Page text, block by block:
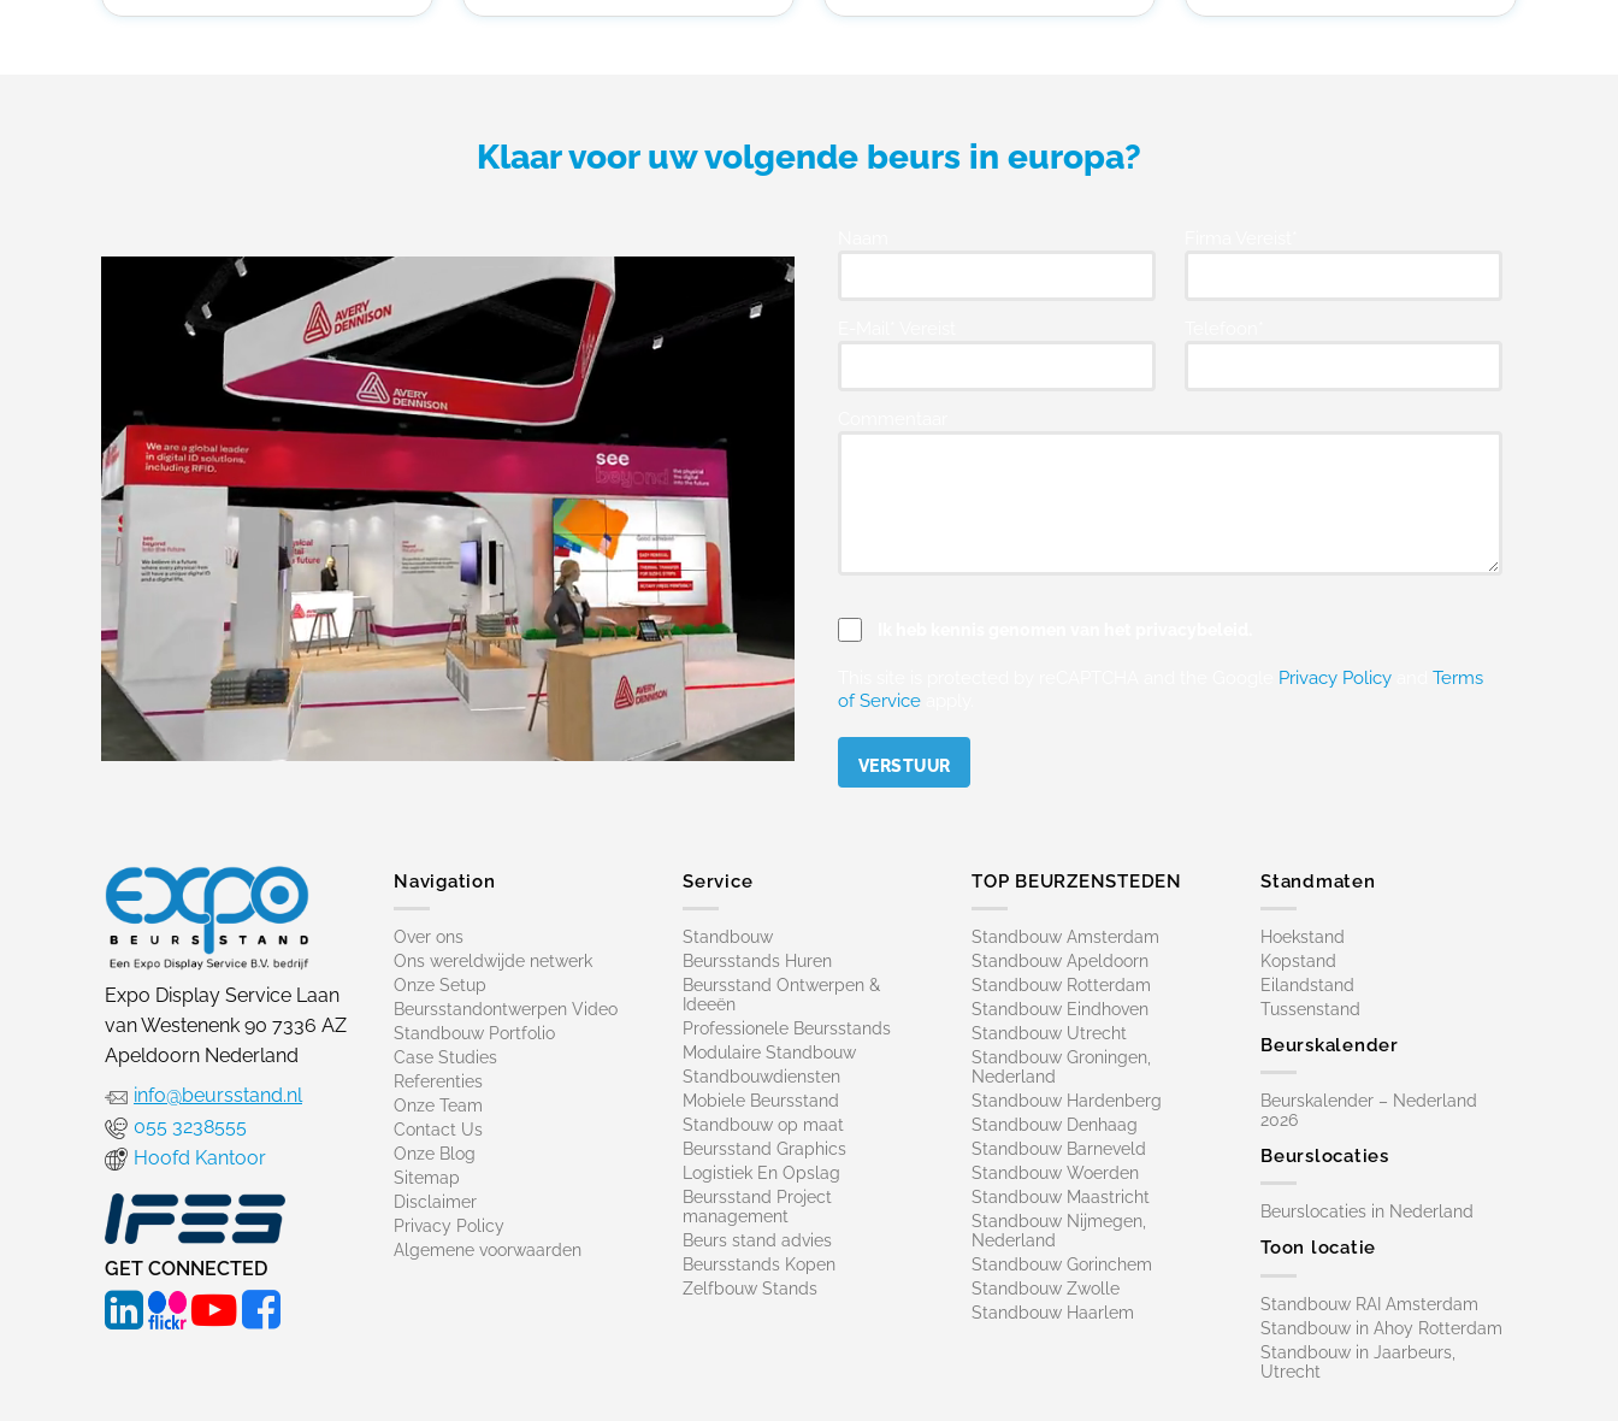
Klaar voor uw volgende beurs in europa?
Privacy Policy
Terms
of Service
Expo Display Service Laan
van Westenenk 90 7336 AZ
Apeldoorn Nederland
info@beursstand.nl
055 3238555
Hoofd Kantoor
GET CONNECTED
Navigation
Over ons
Ons wereldwijde netwerk
Onze Setup
Beursstandontwerpen Video
Standbouw Portfolio
Case Studies
Referenties
Onze Team
Contact Us
Onze Blog
Sitemap
Disclaimer
Privacy Policy
Algemene voorwaarden
Service
Standbouw
Beursstands Huren
Beursstand Ontwerpen &
Ideeën
Professionele Beursstands
Modulaire Standbouw
Standbouwdiensten
Mobiele Beursstand
Standbouw op maat​
Beursstand Graphics
Logistiek En Opslag
Beursstand Project
management
Beurs stand advies
Beursstands Kopen
Zelfbouw Stands
TOP BEURZENSTEDEN
Standbouw Amsterdam
Standbouw Apeldoorn
Standbouw Rotterdam
Standbouw Eindhoven
Standbouw Utrecht
Standbouw Groningen,
Nederland
Standbouw Hardenberg
Standbouw Denhaag
Standbouw Barneveld
Standbouw Woerden
Standbouw Maastricht
Standbouw Nijmegen,
Nederland
Standbouw Gorinchem
Standbouw Zwolle
Standbouw Haarlem
Standmaten
Hoekstand
Kopstand
Eilandstand
Tussenstand
Beurskalender
Beurskalender – Nederland
2026
Beurslocaties
Beurslocaties in Nederland
Toon locatie
Standbouw RAI Amsterdam
Standbouw in Ahoy Rotterdam
Standbouw in Jaarbeurs,
Utrecht